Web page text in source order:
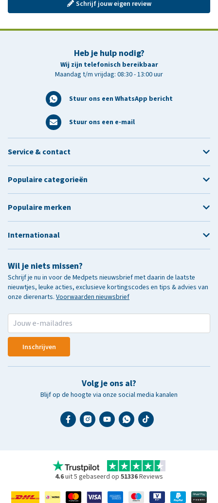
Schrijf jouw eigen review
Heb je hulp nodig?
Wij zijn telefonisch bereikbaar
Maandag t/m vrijdag: 08:30 - 13:00 uur
Stuur ons een WhatsApp bericht
Stuur ons een e-mail
Wil je niets missen?
Schrijf je nu in voor de Medpets nieuwsbrief met daarin de laatste
nieuwtjes, leuke acties, exclusieve kortingscodes en tips & advies van
onze dierenarts. Voorwaarden nieuwsbrief
Inschrijven
Volg je ons al?
Blijf op de hoogte via onze social media kanalen
Service & contact
Populaire categorieën
Populaire merken
Internationaal
4.6uit 5 gebaseerd op 51336Reviews